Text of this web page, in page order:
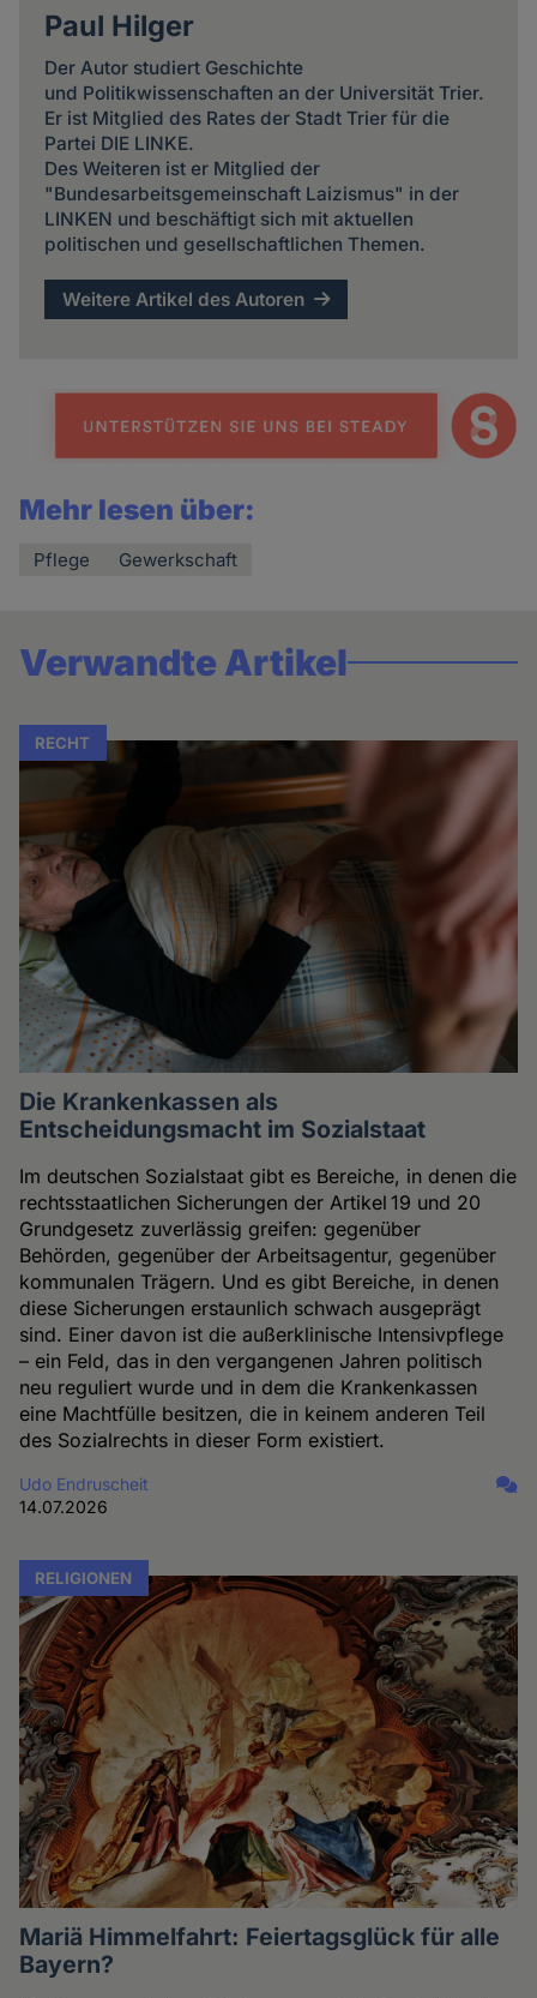
Paul Hilger
Der Autor studiert Geschichte
und Politikwissenschaften an der Universität Trier.
Er ist Mitglied des Rates der Stadt Trier für die
Partei DIE LINKE.
Des Weiteren ist er Mitglied der
"Bundesarbeitsgemeinschaft Laizismus" in der
LINKEN und beschäftigt sich mit aktuellen
politischen und gesellschaftlichen Themen.
Weitere Artikel des Autoren
Mehr lesen über:
Pflege Gewerkschaft
Verwandte Artikel
RECHT
Die Krankenkassen als
Entscheidungsmacht im Sozialstaat
Im deutschen Sozialstaat gibt es Bereiche, in denen die
rechtsstaatlichen Sicherungen der Artikel 19 und 20
Grundgesetz zuverlässig greifen: gegenüber
Behörden, gegenüber der Arbeitsagentur, gegenüber
kommunalen Trägern. Und es gibt Bereiche, in denen
diese Sicherungen erstaunlich schwach ausgeprägt
sind. Einer davon ist die außerklinische Intensivpflege
– ein Feld, das in den vergangenen Jahren politisch
neu reguliert wurde und in dem die Krankenkassen
eine Machtfülle besitzen, die in keinem anderen Teil
des Sozialrechts in dieser Form existiert.
Udo Endruscheit
14.07.2026
RELIGIONEN
Mariä Himmelfahrt: Feiertagsglück für alle
Bayern?